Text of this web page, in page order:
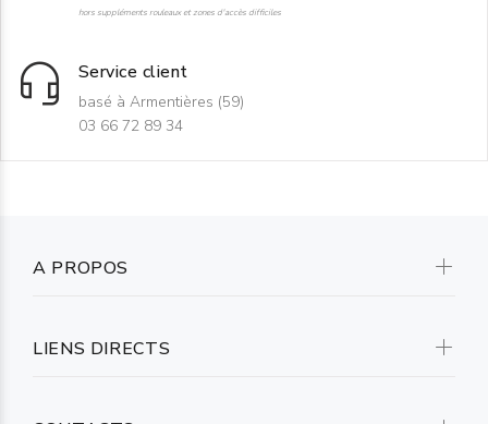
hors suppléments rouleaux et zones d'accès difficiles
Service client
basé à Armentières (59)
03 66 72 89 34
A PROPOS
LIENS DIRECTS